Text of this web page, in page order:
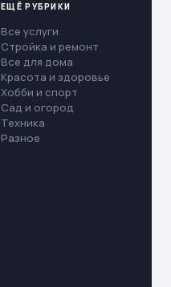
ЕЩЁ РУБРИКИ
Все услуги
Стройка и ремонт
Все для дома
Красота и здоровье
Хобби и спорт
Сад и огород
Техника
Разное